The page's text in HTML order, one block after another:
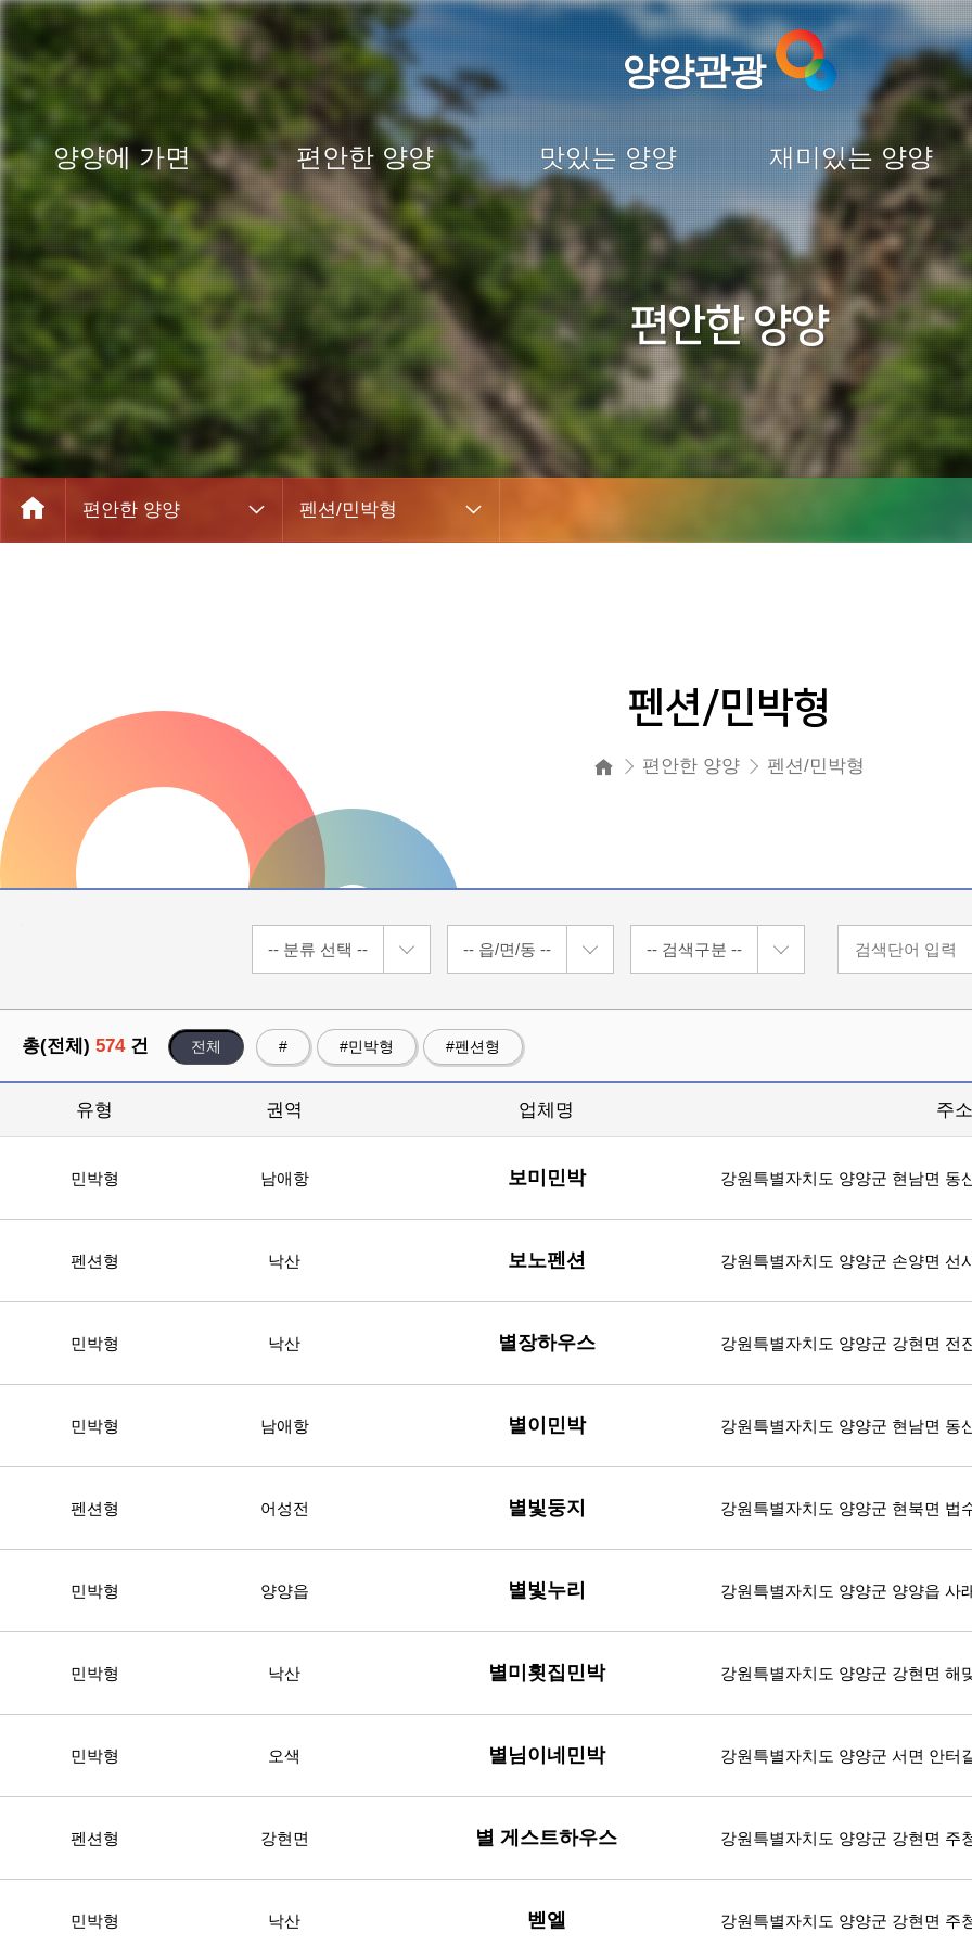
양양관광
양양에 가면 편안한 양양 맛있는 양양 재미있는 양양
편안한 양양
편안한 양양 펜션/민박형
펜션/민박형
편안한 양양 펜션/민박형
총(전체) 574건 전체 # #민박형 #펜션형
유형
민박형
권역
남애항
업체명
보미민박
주
강원특별자치도 양양군 현남면 동
펜션형 낙산 보노펜션 강원특별자치도 양양군 손양면 선
민박형 낙산 별장하우스 강원특별자치도 양양군 강현면 전
민박형 남애항 별이민박 강원특별자치도 양양군 현남면 동
펜션형 어성전 별빛둥지 강원특별자치도 양양군 현북면 법
민박형 양양읍 별빛누리 강원특별자치도 양양군 양양읍 사
민박형 낙산 별미횟집민박 강원특별자치도 양양군 강현면 해
민박형 오색 별님이네민박 강원특별자치도 양양군 서면 안터
펜션형 강현면 별 게스트하우스 강원특별자치도 양양군 강현면 주
민박형 낙산 벧엘 강원특별자치도 양양군 강현면 주